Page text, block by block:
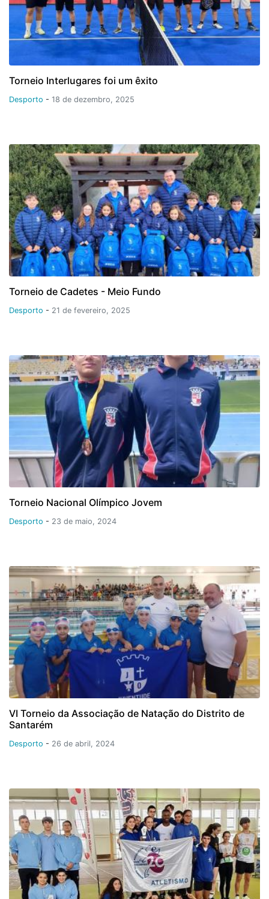
Torneio Interlugares foi um êxito
Desporto - 18 de dezembro, 2025
Torneio de Cadetes - Meio Fundo
Desporto - 21 de fevereiro, 2025
Torneio Nacional Olímpico Jovem
Desporto - 23 de maio, 2024
VI Torneio da Associação de Natação do Distrito de
Santarém
Desporto - 26 de abril, 2024